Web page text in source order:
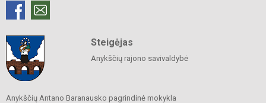
Steigėjas
Anykščių rajono savivaldybė
Anykščių Antano Baranausko pagrindinė mokykla